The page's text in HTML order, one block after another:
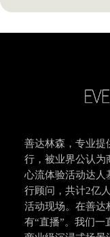
善达林森，专业提
行，被业界公认为
心流体验活动达人
行顾问，共计2亿
活动现场。在善达
有“直播”。我们一